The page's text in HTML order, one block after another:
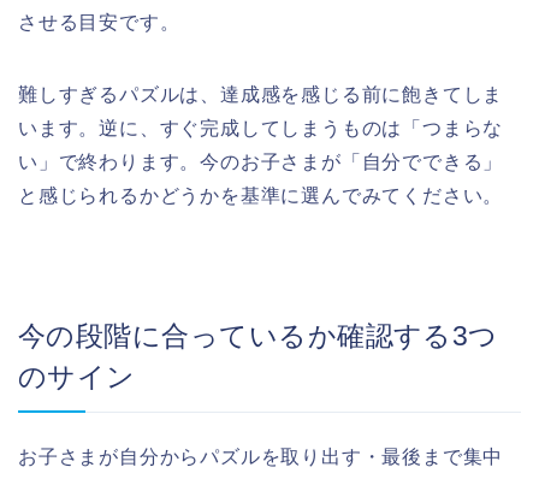
させる目安です。
難しすぎるパズルは、達成感を感じる前に飽きてしま
います。逆に、すぐ完成してしまうものは「つまらな
い」で終わります。今のお子さまが「自分でできる」
と感じられるかどうかを基準に選んでみてください。
今の段階に合っているか確認する3つ
のサイン
お子さまが自分からパズルを取り出す・最後まで集中